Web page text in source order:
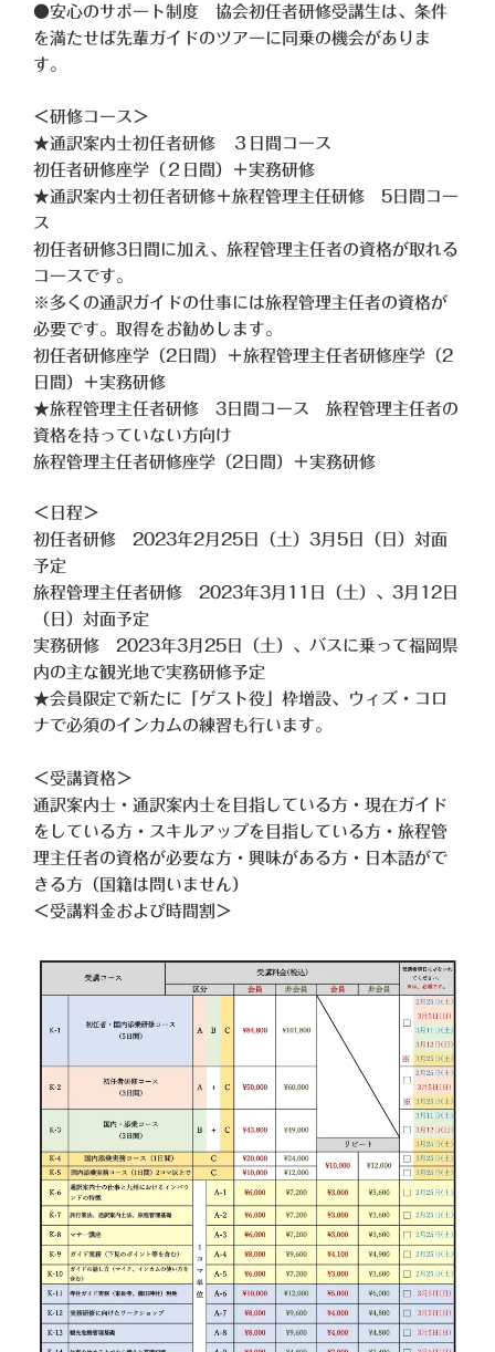
●安心のサポート制度 協会初任者研修受講生は、条件
を満たせば先輩ガイドのツアーに同乗の機会がありま
す。
＜研修コース＞
★通訳案内士初任者研修 ３日間コース
初任者研修座学（２日間）＋実務研修
★通訳案内士初任者研修＋旅程管理主任研修 5日間コー
ス
初任者研修3日間に加え、旅程管理主任者の資格が取れる
コースです。
※多くの通訳ガイドの仕事には旅程管理主任者の資格が
必要です。取得をお勧めします。
初任者研修座学（2日間）＋旅程管理主任者研修座学（2
日間）＋実務研修
★旅程管理主任者研修 3日間コース 旅程管理主任者の
資格を持っていない方向け
旅程管理主任者研修座学（2日間）＋実務研修
＜日程＞
初任者研修 2023年2月25日（土）3月5日（日）対面
予定
旅程管理主任者研修 2023年3月11日（土）、3月12日
（日）対面予定
実務研修 2023年3月25日（土）、バスに乗って福岡県
内の主な観光地で実務研修予定
★会員限定で新たに「ゲスト役」枠増設、ウィズ・コロ
ナで必須のインカムの練習も行います。
＜受講資格＞
通訳案内士・通訳案内士を目指している方・現在ガイド
をしている方・スキルアップを目指している方・旅程管
理主任者の資格が必要な方・興味がある方・日本語がで
きる方（国籍は問いません）
＜受講料金および時間割＞